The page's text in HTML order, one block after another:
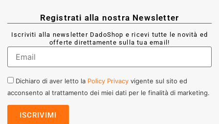
Registrati alla nostra Newsletter
Iscriviti alla newsletter DadoShop e ricevi tutte le novità ed
offerte direttamente sulla tua email!
Dichiaro di aver letto la Policy Privacy vigente sul sito ed
acconsento al trattamento dei miei dati per le finalità di marketing.